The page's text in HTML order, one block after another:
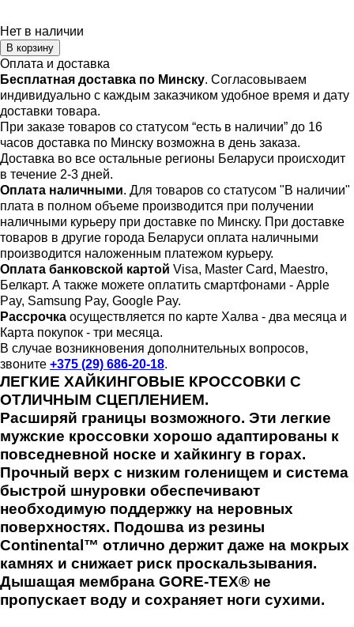
Нет в наличии
В корзину
Оплата и доставка
Бесплатная доставка по Минску. Согласовываем
индивидуально с каждым заказчиком удобное время и дату
доставки товара.
При заказе товаров со статусом “есть в наличии” до 16
часов доставка по Минску возможна в день заказа.
Доставка во все остальные регионы Беларуси происходит
в течение 2-3 дней.
Оплата наличными. Для товаров со статусом "В наличии"
плата в полном объеме производится при получении
наличными курьеру при доставке по Минску. При доставке
товаров в другие города Беларуси оплата наличными
производится наложенным платежом курьеру.
Оплата банковской картой Visa, Master Card, Maestro,
Белкарт. А также можете оплатить смартфонами - Apple
Pay, Samsung Pay, Google Pay.
Рассрочка осуществляется по карте Халва - два месяца и
Карта покупок - три месяца.
В случае возникновения дополнительных вопросов,
звоните +375 (29) 686-20-18.
ЛЕГКИЕ ХАЙКИНГОВЫЕ КРОССОВКИ С
ОТЛИЧНЫМ СЦЕПЛЕНИЕМ.
Расширяй границы возможного. Эти легкие
мужские кроссовки хорошо адаптированы к
повседневной носке и хайкингу в горах.
Прочный верх с низким голенищем и система
быстрой шнуровки обеспечивают
необходимую поддержку на неровных
поверхностях. Подошва из резины
Continental™ отлично держит даже на мокрых
камнях и снижает риск проскальзывания.
Дышащая мембрана GORE-TEX® не
пропускает воду и сохраняет ноги сухими.